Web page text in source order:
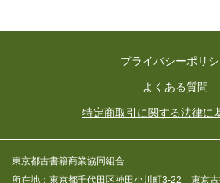
プライバシーポリ
よくある質問
特定商取引に関する法律に
東京都古書籍商業協同組合
所在地：東京都千代田区神田小川町3-22 東京古